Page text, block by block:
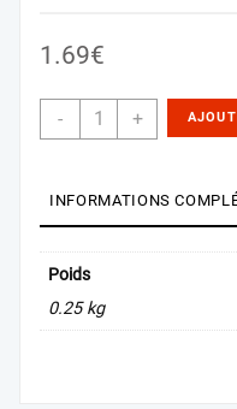
1.69€
- +
INFORMATIONS
Poids
0.25 kg